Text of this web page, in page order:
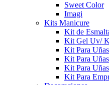
Sweet Color
Imagi
Kits Manicure
Kit de
Kit Gel Uv/
Kit Para
Kit Para
Kit Para
Kit Para